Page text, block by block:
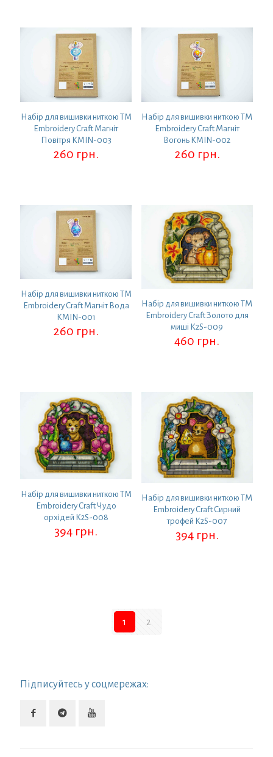
Набір для вишивки ниткою ТМ
Embroidery Craft Магніт
Повітря KMIN-003
260 грн.
Набір для вишивки ниткою ТМ
Embroidery Craft Магніт
Вогонь KMIN-002
260 грн.
Набір для вишивки ниткою ТМ
Embroidery Craft Магніт Вода
KMIN-001
260 грн.
Набір для вишивки ниткою ТМ
Embroidery Craft Золото для
миші K2S-009
460 грн.
Набір для вишивки ниткою ТМ
Embroidery Craft Чудо
орхідей K2S-008
394 грн.
Набір для вишивки ниткою ТМ
Embroidery Craft Сирний
трофей K2S-007
394 грн.
1 2
Підписуйтесь у соцмережах: